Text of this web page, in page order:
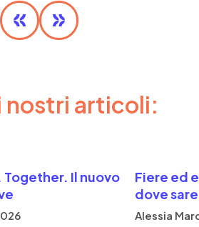
nostri articoli:
Il nuovo
Fiere ed
dove
Alessia